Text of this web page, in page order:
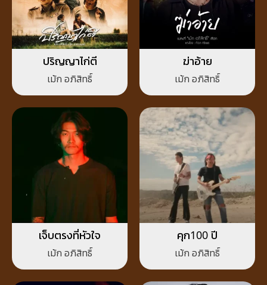
ปริญญาไก่ตี
เม้ก อภิสิทธิ์
ฆ่าอ้าย
เม้ก อภิสิทธิ์
เจ็บตรงที่หัวใจ
เม้ก อภิสิทธิ์
คุก100 ปี
เม้ก อภิสิทธิ์